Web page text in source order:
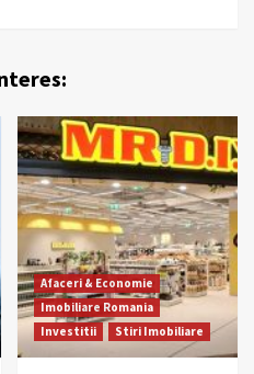
Afaceri & Economie
Imobiliare Romania
Investitii
Stiri Imobiliare